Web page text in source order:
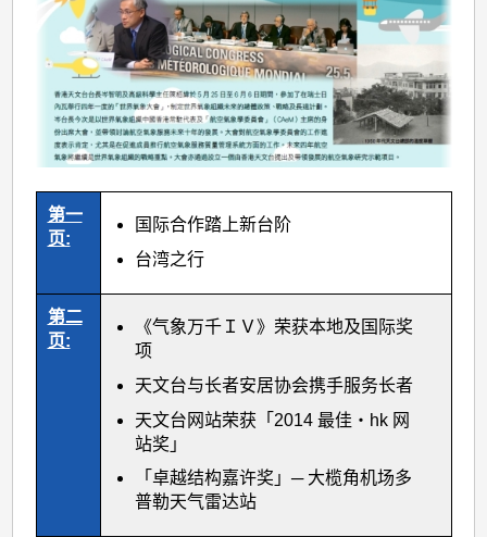
第一
页:
国际合作踏上新台阶
台湾之行
第二
页:
《气象万千ＩＶ》荣获本地及国际奖
项
天文台与长者安居协会携手服务长者
天文台网站荣获「2014 最佳‧hk 网
站奖」
「卓越结构嘉许奖」─ 大榄角机场多
普勒天气雷达站